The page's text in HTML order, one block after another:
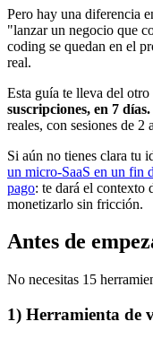
Pero hay una diferencia
"lanzar un negocio que
coding se quedan en el
real.
Esta guía te lleva del otro
suscripciones, en 7 días.
reales, con sesiones de 2
Si aún no tienes clara tu
un micro-SaaS en un fin
pago: te dará el contexto
monetizarlo sin fricción.
Antes de
No necesitas 15
1) Herramienta de